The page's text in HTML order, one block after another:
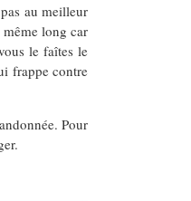
au meilleur
même long car
le faîtes le
frappe contre
Pour